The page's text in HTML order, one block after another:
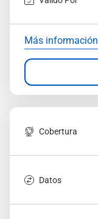
Más información
Cobertura
Datos